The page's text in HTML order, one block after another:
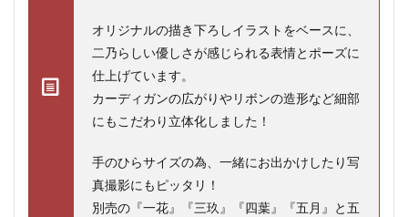
オリジナルの描き下ろしイラストをベースに、
二乃らしい優しさが感じられる表情とポーズに
仕上げています。
カーディガンの広がりやリボンの造形など細部
にもこだわり立体化しました！
手のひらサイズの為、一緒にお出かけしたり写
真撮影にもピッタリ！
別売の『一花』『三玖』『四葉』『五月』と五